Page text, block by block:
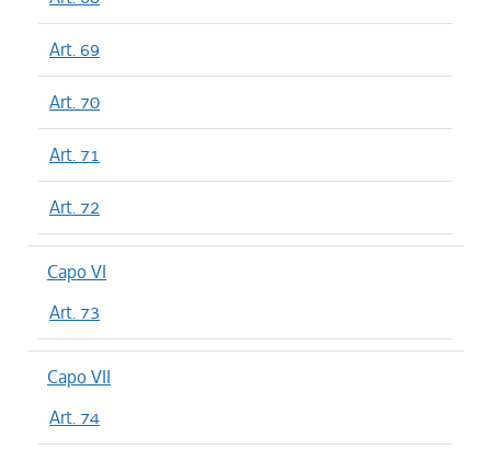
Art. 69
Art. 70
Art. 71
Art. 72
Capo VI
Art. 73
Capo VII
Art. 74